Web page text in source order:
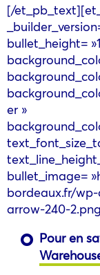
[/
bullet_height=
er »
bullet_image=
bordeaux.fr/
arrow-240-
Pour en